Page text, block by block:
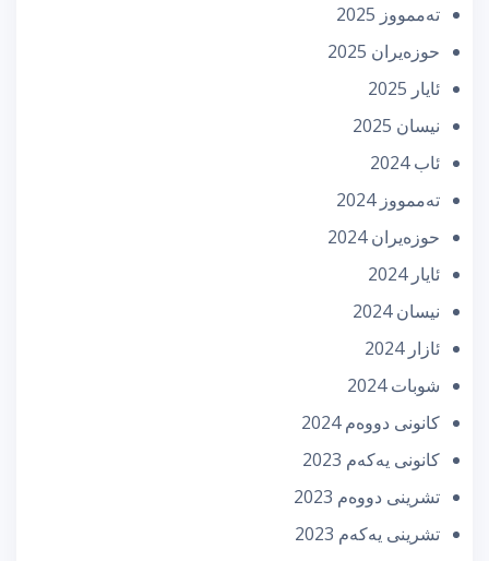
تەممووز 2025
حوزه‌یران 2025
ئایار 2025
نیسان 2025
ئاب 2024
تەممووز 2024
حوزه‌یران 2024
ئایار 2024
نیسان 2024
ئازار 2024
شوبات 2024
كانونی دووه‌م 2024
كانونی یه‌كه‌م 2023
تشرینی دووه‌م 2023
تشرینی یه‌كه‌م 2023